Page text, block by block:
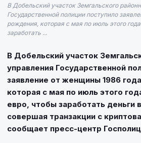
В Добельский участок Земгальского
Государственной полиции поступило
рождения, которая с мая по июль этого
заработать ...
В Добельский участок
управления Государственной
заявление от женщины 1986
которая с мая по июль этого
евро, чтобы заработать деньги
совершая транзакции с
сообщает пресс-центр